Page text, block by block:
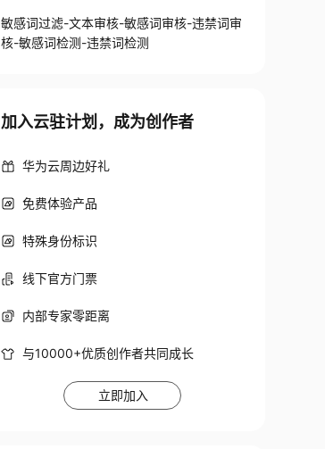
敏感词过滤-文本审核-敏感词审核-违禁词审
核-敏感词检测-违禁词检测
加入云驻计划，成为创作者
华为云周边好礼
免费体验产品
特殊身份标识
线下官方门票
内部专家零距离
与10000+优质创作者共同成长
立即加入